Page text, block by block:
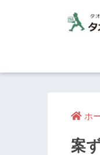
ホ
案